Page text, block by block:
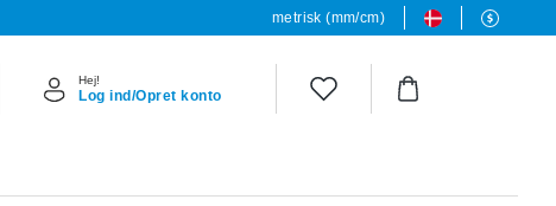
metrisk (mm/cm)
Hej!
Log ind/Opret konto